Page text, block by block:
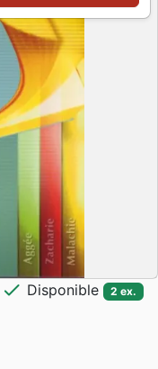
check Disponible 2 ex.